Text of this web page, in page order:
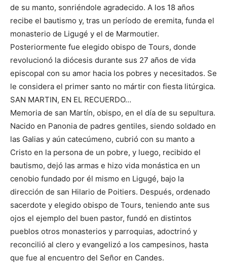
de su manto, sonriéndole agradecido. A los 18 años
recibe el bautismo y, tras un período de eremita, funda el
monasterio de Ligugé y el de Marmoutier.
Posteriormente fue elegido obispo de Tours, donde
revolucionó la diócesis durante sus 27 años de vida
episcopal con su amor hacia los pobres y necesitados. Se
le considera el primer santo no mártir con fiesta litúrgica.
SAN MARTIN, EN EL RECUERDO…
Memoria de san Martín, obispo, en el día de su sepultura.
Nacido en Panonia de padres gentiles, siendo soldado en
las Galias y aún catecúmeno, cubrió con su manto a
Cristo en la persona de un pobre, y luego, recibido el
bautismo, dejó las armas e hizo vida monástica en un
cenobio fundado por él mismo en Ligugé, bajo la
dirección de san Hilario de Poitiers. Después, ordenado
sacerdote y elegido obispo de Tours, teniendo ante sus
ojos el ejemplo del buen pastor, fundó en distintos
pueblos otros monasterios y parroquias, adoctrinó y
reconcilió al clero y evangelizó a los campesinos, hasta
que fue al encuentro del Señor en Candes.